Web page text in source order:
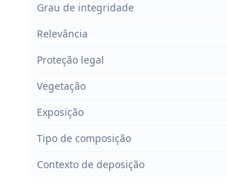
Grau de integridade
Relevância
Proteção legal
Vegetação
Exposição
Tipo de composição
Contexto de deposição